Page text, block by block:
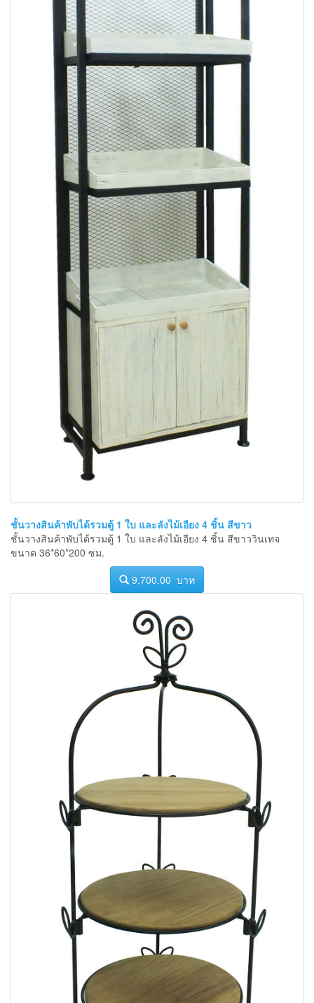
ชั้นวางสินค้าพับได้รวมตู้ 1 ใบ และลังไม้เอียง 4 ชิ้น สีขาว
ชั้นวางสินค้าพับได้รวมตู้ 1 ใบ และลังไม้เอียง 4 ชิ้น สีขาววินเทจ
ขนาด 36*60*200 ซม.
9,700.00 บาท